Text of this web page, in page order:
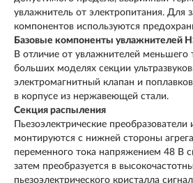
увлажнитель от электропитания. Для
компонентов используются
Базовые компоненты увлажнителей
В отличие от увлажнителей меньшего
больших моделях секции
электромагнитный клапан и
в корпусе из нержавеющей стали.
Секция распыления
Пьезоэлектрические преобразователи
монтируются с нижней стороны
переменного тока напряжением 48 В
затем преобразуется в
пьезоэлектрического кристалла